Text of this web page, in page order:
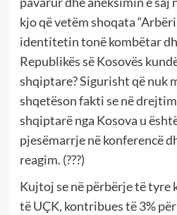
kjo që vetëm shoqata
identitetin tonë kombëtar
Republikës së Kosovës
shqiptare? Sigurisht që nuk
shqetëson fakti se në
shqiptarë nga Kosova u
pjesëmarrje në konferencë
reagim. (???)
Kujtoj se në përbërje të tyre
të UÇK, kontribues të 3%